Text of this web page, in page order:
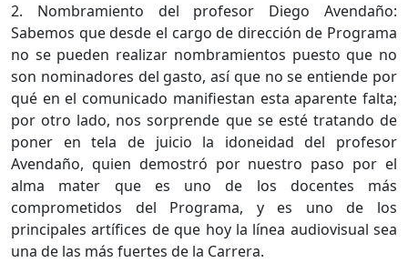
2. Nombramiento del profesor Diego Avendaño:
Sabemos que desde el cargo de dirección de Programa
no se pueden realizar nombramientos puesto que no
son nominadores del gasto, así que no se entiende por
qué en el comunicado manifiestan esta aparente falta;
por otro lado, nos sorprende que se esté tratando de
poner en tela de juicio la idoneidad del profesor
Avendaño, quien demostró por nuestro paso por el
alma mater que es uno de los docentes más
comprometidos del Programa, y es uno de los
principales artífices de que hoy la línea audiovisual sea
una de las más fuertes de la Carrera.